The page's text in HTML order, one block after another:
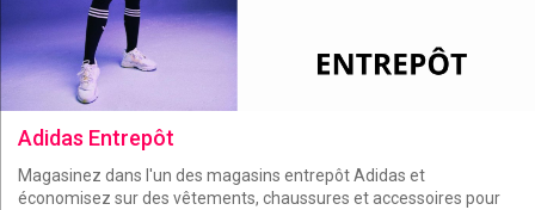
Adidas Entrepôt
Magasinez dans l'un des magasins entrepôt Adidas et
économisez sur des vêtements, chaussures et accessoires pour